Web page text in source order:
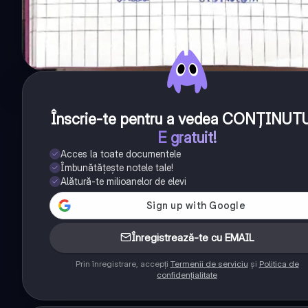
Înscrie-te pentru a vedea
E gratuit!
Acces la toate documentele
Îmbunătățește notele tale!
Alătură-te milioanelor de elevi
Înregistrează-te cu EMAIL
Prin înregistrare, accepți Termenii de serviciu și Politica de
confidențialitate